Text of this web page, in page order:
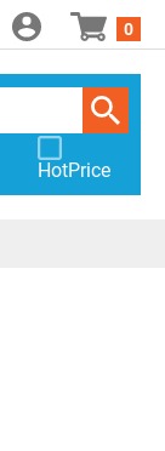
0
HotPrice